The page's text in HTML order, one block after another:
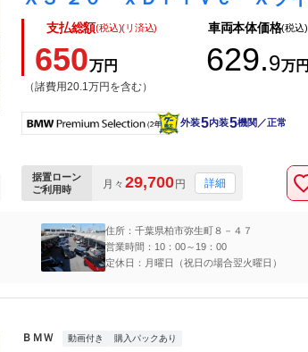
支払総額(税込)(リ済込)
650万円
（諸費用20.1万円を含む）
車両本体価格(税込)
629.9万円
外装5内装5機関／正常
据置ローン
ご利用時
月々 29,700 円 詳細
住所：千葉県柏市弥生町８－４７
営業時間：10：00～19：00
定休日：月曜日（祝日の場合翌火曜日）
ＢＭＷ 動画付き 購入パックあり